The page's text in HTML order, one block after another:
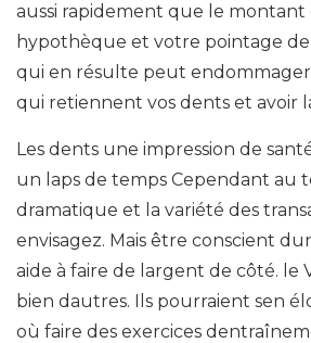
aussi rapidement que le montant
hypothèque et votre pointage
qui en résulte peut endommager
qui retiennent vos dents et avoir
Les dents une impression de
un laps de temps Cependant au
dramatique et la variété des
envisagez. Mais être conscient
aide à faire de largent de côté. le
bien dautres. Ils pourraient sen
où faire des exercices